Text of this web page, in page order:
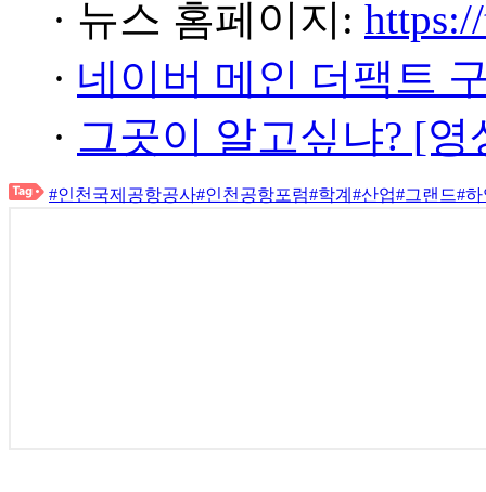
· 뉴스 홈페이지:
· 네이버 메인 더팩트
· 그곳이 알고싶냐? [
#인천국제공항공사#인천공항포럼#학계 #산업#그랜드#